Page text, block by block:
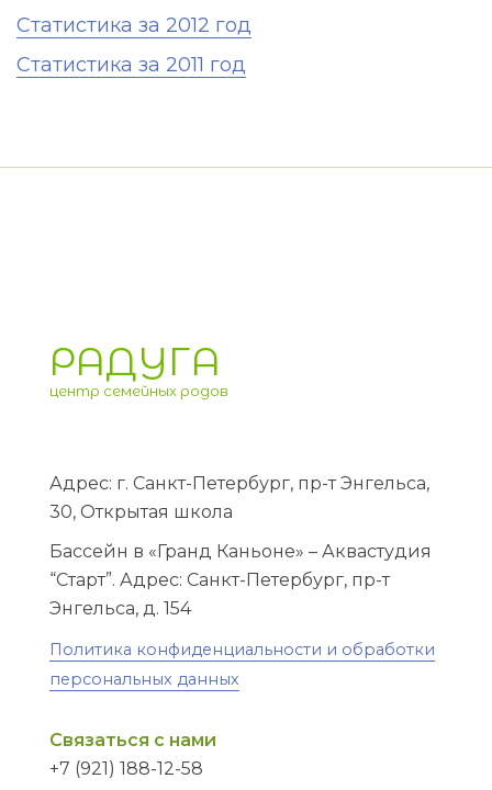
Статистика за 2012 год
Статистика за 2011 год
РАДУГА
центр семейных родов
Адрес: г. Санкт-Петербург, пр-т Энгельса,
30, Открытая школа
Бассейн в «Гранд Каньоне» – Аквастудия
“Старт”. Адрес: Санкт-Петербург, пр-т
Энгельса, д. 154
Политика конфиденциальности и обработки
персональных данных
Связаться с нами
+7 (921) 188-12-58